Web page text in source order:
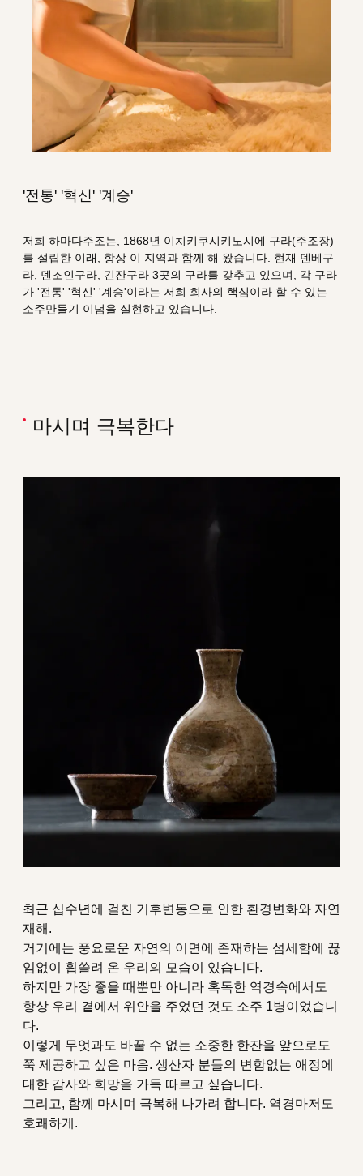
'전통' '혁신' '계승'
저희 하마다주조는, 1868년 이치키쿠시키노시에 구라(주조장)
를 설립한 이래, 항상 이 지역과 함께 해 왔습니다. 현재 덴베구
라, 덴조인구라, 긴잔구라 3곳의 구라를 갖추고 있으며, 각 구라
가 '전통' '혁신' '계승'이라는 저희 회사의 핵심이라 할 수 있는
소주만들기 이념을 실현하고 있습니다.
마시며 극복한다
최근 십수년에 걸친 기후변동으로 인한 환경변화와 자연
재해.
거기에는 풍요로운 자연의 이면에 존재하는 섬세함에 끊
임없이 휩쓸려 온 우리의 모습이 있습니다.
하지만 가장 좋을 때뿐만 아니라 혹독한 역경속에서도
항상 우리 곁에서 위안을 주었던 것도 소주 1병이었습니
다.
이렇게 무엇과도 바꿀 수 없는 소중한 한잔을 앞으로도
쭉 제공하고 싶은 마음. 생산자 분들의 변함없는 애정에
대한 감사와 희망을 가득 따르고 싶습니다.
그리고, 함께 마시며 극복해 나가려 합니다. 역경마저도
호쾌하게.